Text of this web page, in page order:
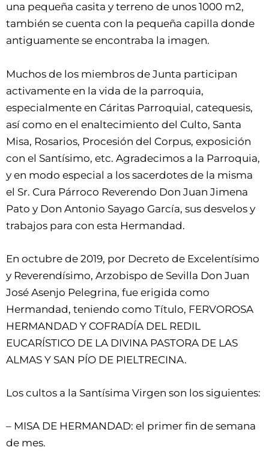
una pequeña casita y terreno de unos 1000 m2,
también se cuenta con la pequeña capilla donde
antiguamente se encontraba la imagen.
Muchos de los miembros de Junta participan
activamente en la vida de la parroquia,
especialmente en Cáritas Parroquial, catequesis,
así como en el enaltecimiento del Culto, Santa
Misa, Rosarios, Procesión del Corpus, exposición
con el Santísimo, etc. Agradecimos a la Parroquia,
y en modo especial a los sacerdotes de la misma
el Sr. Cura Párroco Reverendo Don Juan Jimena
Pato y Don Antonio Sayago García, sus desvelos y
trabajos para con esta Hermandad.
En octubre de 2019, por Decreto de Excelentísimo
y Reverendísimo, Arzobispo de Sevilla Don Juan
José Asenjo Pelegrina, fue erigida como
Hermandad, teniendo como Título, FERVOROSA
HERMANDAD Y COFRADÍA DEL REDIL
EUCARÍSTICO DE LA DIVINA PASTORA DE LAS
ALMAS Y SAN PÍO DE PIELTRECINA.
Los cultos a la Santísima Virgen son los siguientes:
– MISA DE HERMANDAD: el primer fin de semana
de mes.